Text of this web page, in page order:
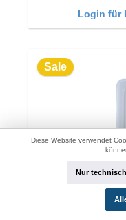
Login für
Sale
OPPO
Diese Website verwendet
Nur